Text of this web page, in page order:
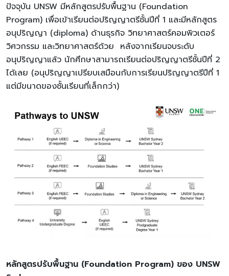
ปัจจุบัน UNSW มีหลักสูตรปรับพื้นฐาน (Foundation
Program) เพื่อเข้าเรียนต่อปริญญาตรีชั้นปีที่ 1 และมีหลักสูตร
อนุปริญญา (diploma) ด้านธุรกิจ วิทยาศาสตร์คอมพิวเตอร์
วิศวกรรม และวิทยาศาสตร์ด้วย หลังจากเรียนจบระดับ
อนุปริญญาแล้ว นักศึกษาสามารถเรียนต่อปริญญาตรีชั้นปีที่ 2
ได้เลย (อนุปริญญาเปรียบเสมือนกับการเรียนปริญญาตรีปีที่ 1
แต่มีขนาดของชั้นเรียนที่เล็กกว่า)
หลักสูตรปรับพื้นฐาน (Foundation Program) ของ UNSW